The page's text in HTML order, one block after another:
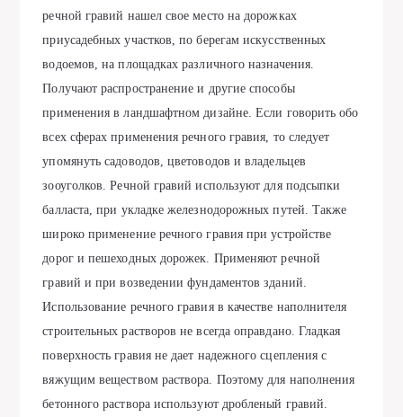
речной гравий нашел свое место на дорожках
приусадебных участков, по берегам искусственных
водоемов, на площадках различного назначения.
Получают распространение и другие способы
применения в ландшафтном дизайне. Если говорить обо
всех сферах применения речного гравия, то следует
упомянуть садоводов, цветоводов и владельцев
зооуголков. Речной гравий используют для подсыпки
балласта, при укладке железнодорожных путей. Также
широко применение речного гравия при устройстве
дорог и пешеходных дорожек. Применяют речной
гравий и при возведении фундаментов зданий.
Использование речного гравия в качестве наполнителя
строительных растворов не всегда оправдано. Гладкая
поверхность гравия не дает надежного сцепления с
вяжущим веществом раствора. Поэтому для наполнения
бетонного раствора используют дробленый гравий.